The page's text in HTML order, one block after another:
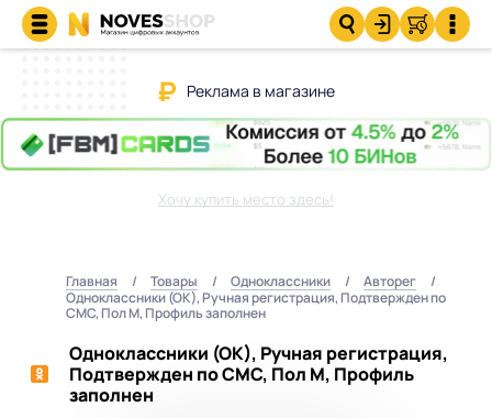
Реклама в магазине
Хочу купить место здесь!
Главная Товары Одноклассники
Авторег
Одноклассники (ОК), Ручная регистрация, Подтвержден по
СМС, Пол М, Профиль заполнен
Одноклассники (ОК), Ручная регистрация,
Подтвержден по СМС, Пол М, Профиль
заполнен